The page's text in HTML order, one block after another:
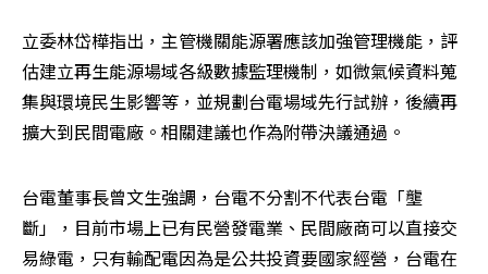
立委林岱樺指出，主管機關能源署應該加強管理機能，評
估建立再生能源場域各級數據監理機制，如微氣候資料蒐
集與環境民生影響等，並規劃台電場域先行試辦，後續再
擴大到民間電廠。相關建議也作為附帶決議通過。
台電董事長曾文生強調，台電不分割不代表台電「壟
斷」，目前市場上已有民營發電業、民間廠商可以直接交
易綠電，只有輸配電因為是公共投資要國家經營，台電在